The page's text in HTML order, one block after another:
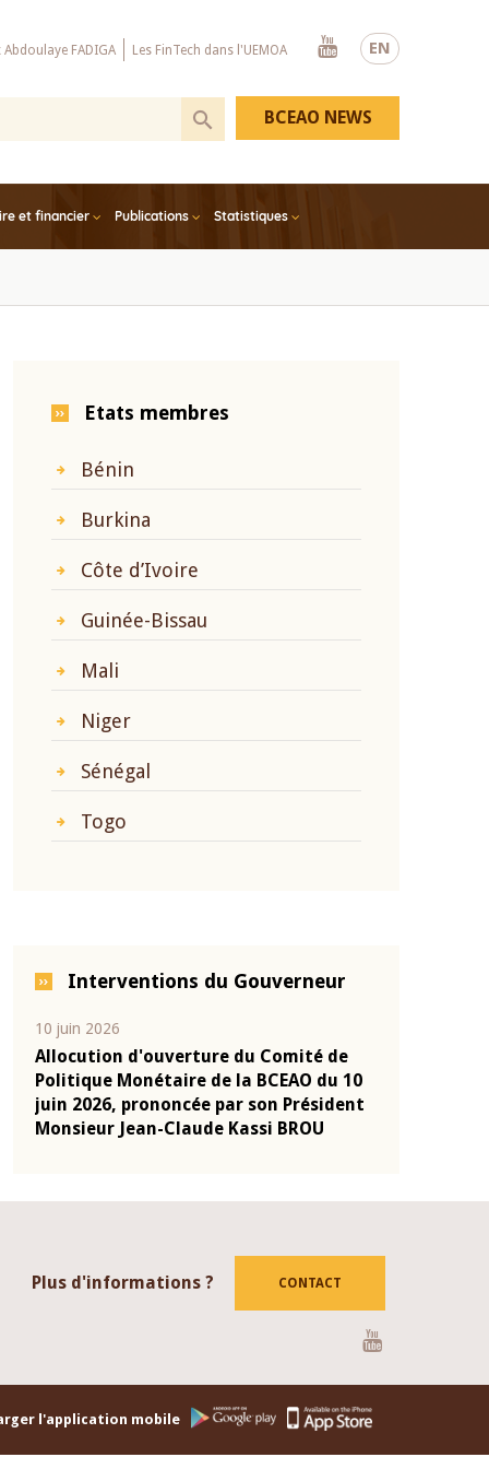
EN
Abdoulaye FADIGA Les FinTech dans l'UEMOA
Youtube
et financier Publications Statistiques
BCEAO NEWS
Etats membres
Bénin
Burkina
Côte d’Ivoire
Guinée-Bissau
Mali
Niger
Sénégal
Togo
Interventions du Gouverneur
04 mars 2026
Allocution d'ouverture du Comité de
Politique Monétaire de la BCEAO du 4
mars 2026, prononcée par son Président
Monsieur Jean-Claude Kassi BROU
Plus d'informations ? CONTACT
l'application mobile